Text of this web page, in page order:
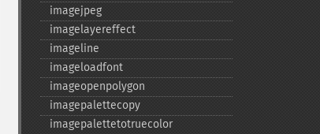
imagejpeg
imagelayereffect
imageline
imageloadfont
imageopenpolygon
imagepalettecopy
imagepalettetotruecolor